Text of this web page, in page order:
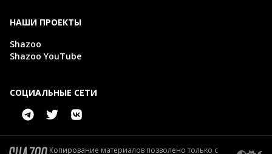
НАШИ ПРОЕКТЫ
Shazoo
Shazoo YouTube
СОЦИАЛЬНЫЕ СЕТИ
Копирование материалов позволено только с